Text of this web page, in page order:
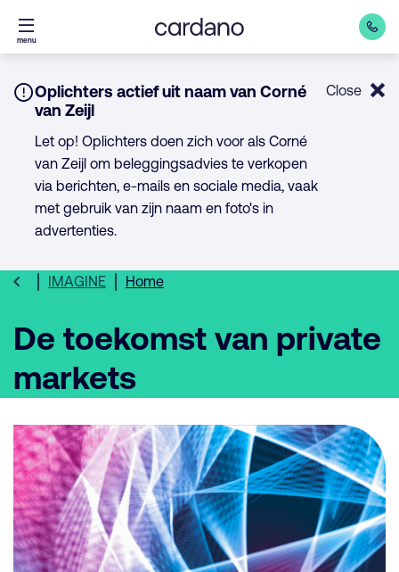
Direct
naar
menu
Notice:
Oplichters actief uit naam van Corné
van Zeijl
Let op! Oplichters doen zich voor als Corné
van Zeijl om beleggingsadvies te verkopen
via berichten, e-mails en sociale media, vaak
met gebruik van zijn naam en foto's in
advertenties.
Close
Home
IMAGINE
De toekomst van private
markets